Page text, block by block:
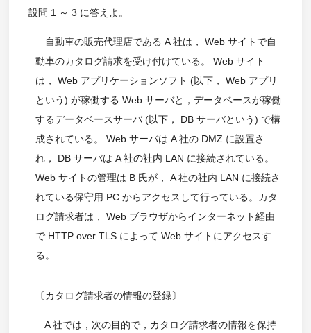
設問 1 ～ 3 に答えよ。
自動車の販売代理店である A 社は， Web サイトで自
動車のカタログ請求を受け付けている。 Web サイト
は， Web アプリケーションソフト (以下， Web アプリ
という) が稼働する Web サーバと，データベースが稼働
するデータベースサーバ (以下， DB サーバという) で構
成されている。 Web サーバは A 社の DMZ に設置さ
れ， DB サーバは A 社の社内 LAN に接続されている。
Web サイトの管理は B 氏が， A 社の社内 LAN に接続さ
れている保守用 PC からアクセスして行っている。カタ
ログ請求者は， Web ブラウザからインターネット経由
で HTTP over TLS によって Web サイトにアクセスす
る。
〔カタログ請求者の情報の登録〕
A 社では，次の目的で，カタログ請求者の情報を保持